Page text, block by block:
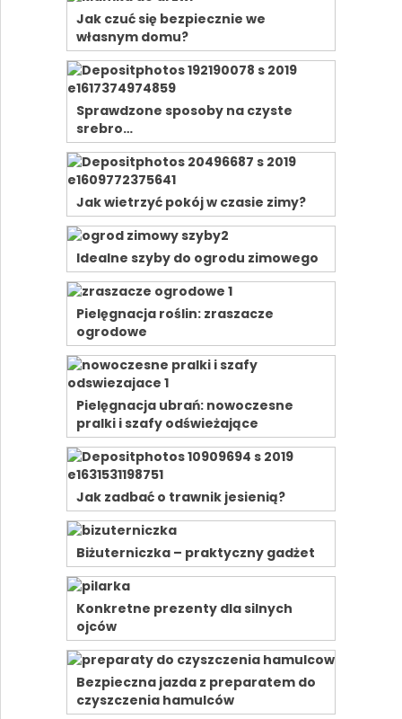
Jak czuć się bezpiecznie we
własnym domu?
Sprawdzone sposoby na czyste
srebro…
Jak wietrzyć pokój w czasie zimy?
Idealne szyby do ogrodu zimowego
Pielęgnacja roślin: zraszacze
ogrodowe
Pielęgnacja ubrań: nowoczesne
pralki i szafy odświeżające
Jak zadbać o trawnik jesienią?
Biżuterniczka – praktyczny gadżet
Konkretne prezenty dla silnych
ojców
Bezpieczna jazda z preparatem do
czyszczenia hamulców